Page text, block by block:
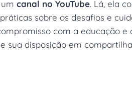
canal no YouTube. Lá, ela
sobre os desafios e
com a educação e
sua disposição em